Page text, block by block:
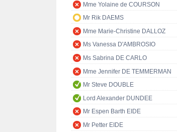
Mme Yolaine de COURSON
Mr Rik DAEMS
Mme Marie-Christine DALLOZ
Ms Vanessa D'AMBROSIO
Ms Sabrina DE CARLO
Mme Jennifer DE TEMMERMAN
Mr Steve DOUBLE
Lord Alexander DUNDEE
Mr Espen Barth EIDE
Mr Petter EIDE